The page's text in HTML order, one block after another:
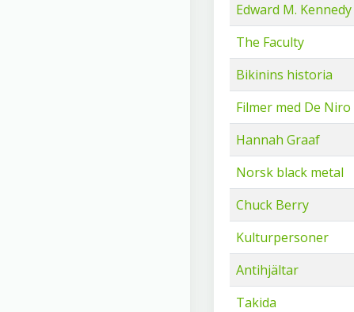
Edward M. Kennedy
The Faculty
Bikinins historia
Filmer med De Niro
Hannah Graaf
Norsk black metal
Chuck Berry
Kulturpersoner
Antihjältar
Takida